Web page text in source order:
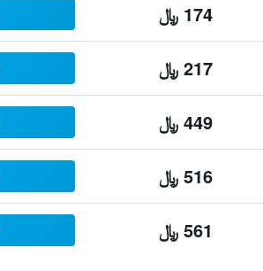
174 ﷼
217 ﷼
449 ﷼
516 ﷼
561 ﷼